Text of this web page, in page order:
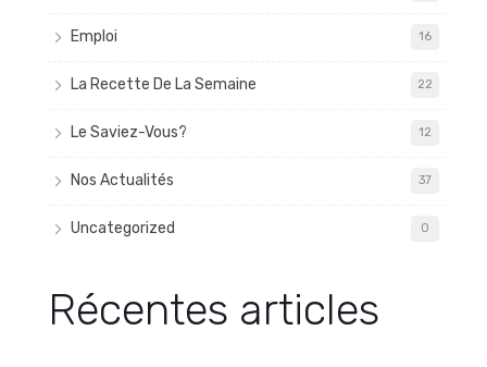
Emploi 16
La Recette De La Semaine 22
Le Saviez-Vous? 12
Nos Actualités 37
Uncategorized 0
Récentes articles